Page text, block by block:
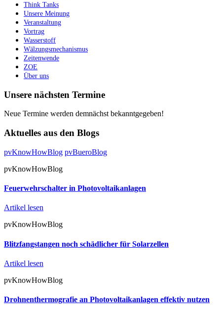
Think Tanks
Unsere Meinung
Veranstaltung
Vortrag
Wasserstoff
Wälzungsmechanismus
Zeitenwende
ZOE
Über uns
Unsere nächsten Termine
Neue Termine werden demnächst bekanntgegeben!
Aktuelles aus den Blogs
pvKnowHowBlog pvBueroBlog
pvKnowHowBlog
Feuerwehrschalter in Photovoltaikanlagen
Artikel lesen
pvKnowHowBlog
Blitzfangstangen noch schädlicher für Solarzellen
Artikel lesen
pvKnowHowBlog
Drohnenthermografie an Photovoltaikanlagen effektiv nutzen